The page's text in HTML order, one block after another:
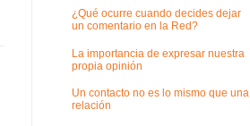
¿Qué ocurre cuando decides dejar
un comentario en la Red?
La importancia de expresar nuestra
propia opinión
Un contacto no es lo mismo que una
relación